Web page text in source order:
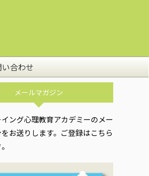
い合わせ
メールマガジン
ング心理教育アカデミーのメー
お送りします。ご登録はこちら